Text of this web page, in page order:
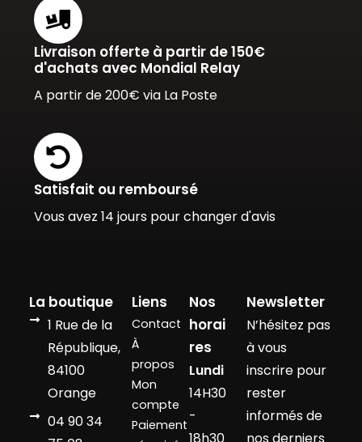
Livraison offerte à partir de 150€
d'achats avec Mondial Relay
A partir de 200€ via La Poste
Satisfait ou remboursé
Vous avez 14 jours pour changer d'avis
La boutique
1 Rue de la
République,
84100
Orange
04 90 34
Liens
Contact
À
propos
Mon
compte
Paiement
Nos
horai
res
Lundi
14H30
-
Newsletter
N’hésitez pas
à vous
inscrire pour
rester
informés de